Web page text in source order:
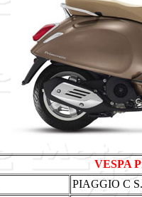
VESPA
PIAGGIO C